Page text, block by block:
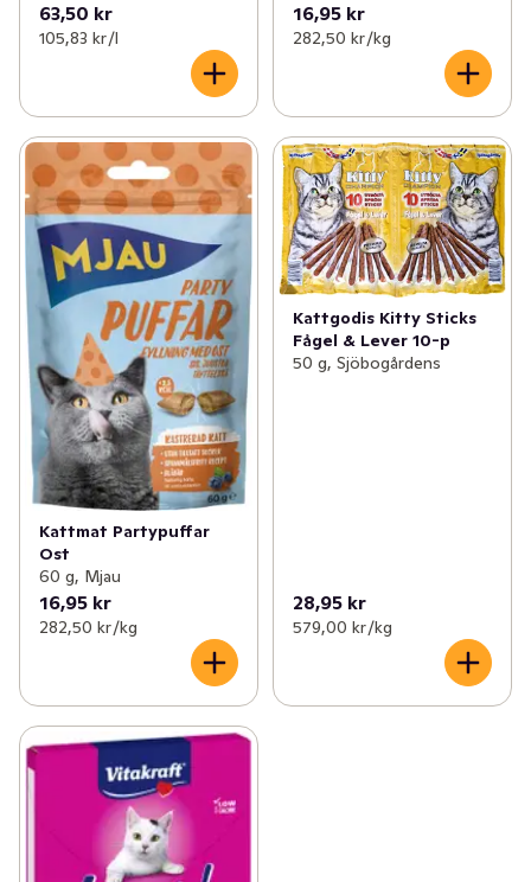
63,50 kr
105,83 kr /l
16,95 kr
282,50 kr /kg
Kattmat Partypuffar
Ost
60 g, Mjau
16,95 kr
282,50 kr /kg
Kattgodis Kitty Sticks
Fågel & Lever 10-p
50 g, Sjöbogårdens
28,95 kr
579,00 kr /kg